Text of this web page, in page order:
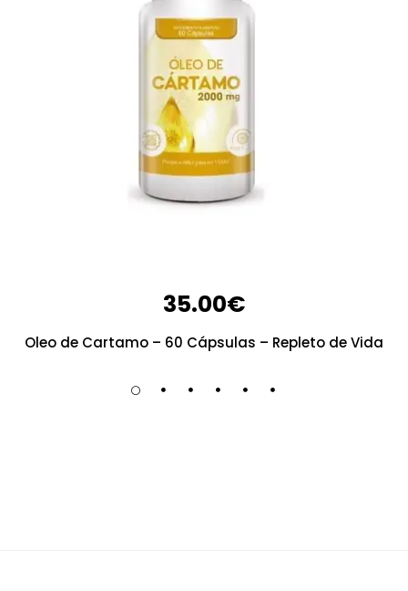
35.00€
Oleo de Cartamo – 60 Cápsulas – Repleto de Vida